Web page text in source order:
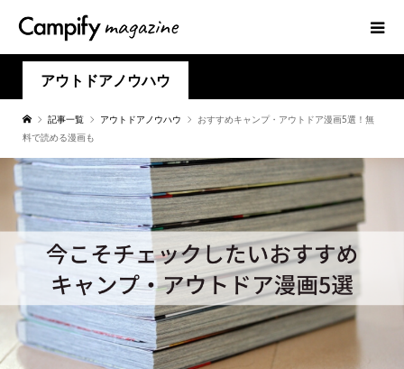
アウトドアノウハウ
記事一覧 アウトドアノウハウ
おすすめキャンプ・アウトドア漫画5選！無
料で読める漫画も